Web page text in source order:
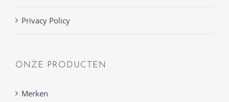
Privacy Policy
ONZE PRODUCTEN
Merken